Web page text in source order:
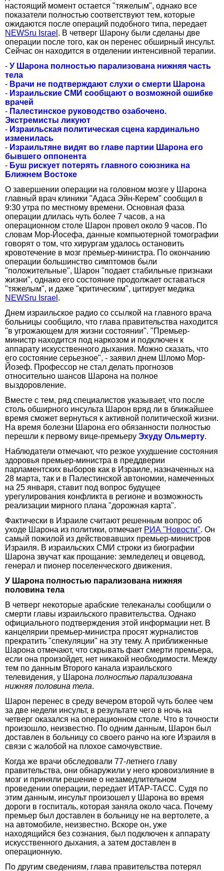
настоящий момент остается "тяжелым", однако все
показатели полностью соответствуют тем, которые
ожидаются после операций подобного типа, передает
NEWSru Israel . В четверг Шарону были сделаны две
операции после того, как он перенес обширный инсульт.
Сейчас он находится в отделении интенсивной терапии.
- У Шарона полностью парализована нижняя часть
тела
- Врачи не подтверждают слухи о смерти Шарона
- Израильские СМИ сообщают о возможной ошибке
врачей
- Палестинское руководство озабочено.
Экстремисты ликуют
- Израильская политическая сцена кардинально
изменилась
- Израильтяне видят во главе партии Шарона его
бывшего оппонента
- Буш рискует потерять главного союзника на
Ближнем Востоке
О завершении операции на головном мозге у Шарона
главный врач клиники "Адаса Эйн-Керем" сообщил в
9:30 утра по местному времени. Основная фаза
операции длилась чуть более 7 часов, а на
операционном столе Шарон провел около 9 часов. По
словам Мор-Йосефа, данные компьютерной томографии
говорят о том, что хирургам удалось остановить
кровотечение в мозг премьер-министра. По окончанию
операции большинство симптомов были
"положительные", Шарон "подает стабильные признаки
жизни", однако его состояние продолжает оставаться
"тяжелым", и даже "критическим", цитирует медика
NEWSru Israel .
Днем израильское радио со ссылкой на главного врача
больницы сообщило, что глава правительства находится
"в угрожающем для жизни состоянии". "Премьер-
министр находится под наркозом и подключен к
аппарату искусственного дыхания. Можно сказать, что
его состояние серьезное", - заявил днем Шломо Мор-
Йозеф. Профессор не стал делать прогнозов
относительно шансов Шарона на полное
выздоровление.
Вместе с тем, ряд специалистов указывает, что после
столь обширного инсульта Шарон вряд ли в ближайшее
время сможет вернуться к активной политической жизни.
На время болезни Шарона его обязанности полностью
перешли к первому вице-премьеру Эхуду Ольмерту.
Наблюдатели отмечают, что резкое ухудшение состояния
здоровья премьер-министра в преддверии
парламентских выборов как в Израиле, назначенных на
28 марта, так и в Палестинской автономии, намеченных
на 25 января, ставит под вопрос будущее
урегулирования конфликта в регионе и возможность
реализации мирного плана "дорожная карта".
Фактически в Израиле считают решенным вопрос об
уходе Шарона из политики, отмечает РИА "Новости". Он
самый пожилой из действовавших премьер-министров
Израиля. В израильских СМИ строки из биографии
Шарона звучат как прощание: земледелец и овцевод,
генерал и пионер поселенческого движения.
У Шарона полностью парализована нижняя
половина тела
В четверг некоторые арабские телеканалы сообщили о
смерти главы израильского правительства. Однако
официального подтверждения этой информации нет. В
канцелярии премьер-министра просят журналистов
прекратить "спекуляции" на эту тему. А приближенные
Шарона отмечают, что скрывать факт смерти премьера,
если она произойдет, нет никакой необходимости. Между
тем по данным Второго канала израильского
телевидения, у Шарона полностью парализована
нижняя половина тела.
Шарон перенес в среду вечером второй чуть более чем
за две недели инсульт, в результате чего в ночь на
четверг оказался на операционном столе. Что в точности
произошло, неизвестно. По одним данным, Шарон был
доставлен в больницу со своего ранчо на юге Израиля в
связи с жалобой на плохое самочувствие.
Когда же врачи обследовали 77-летнего главу
правительства, они обнаружили у него кровоизлияние в
мозг и приняли решение о незамедлительном
проведении операции, передает ИТАР-ТАСС. Судя по
этим данным, инсульт произошел у Шарона во время
дороги в госпиталь, которая заняла около часа. Почему
премьер был доставлен в больницу не на вертолете, а
на автомобиле, неизвестно. Вскоре он, уже
находящийся без сознания, был подключен к аппарату
искусственного дыхания, а затем доставлен в
операционную.
По другим сведениям, глава правительства потерял